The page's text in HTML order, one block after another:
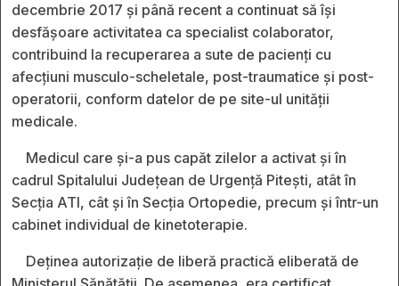
decembrie 2017 și până recent a continuat să își
desfășoare activitatea ca specialist colaborator,
contribuind la recuperarea a sute de pacienți cu
afecțiuni musculo-scheletale, post-traumatice și post-
operatorii, conform datelor de pe site-ul unității
medicale.
Medicul care și-a pus capăt zilelor a activat și în
cadrul Spitalului Județean de Urgență Pitești, atât în
Secția ATI, cât și în Secția Ortopedie, precum și într-un
cabinet individual de kinetoterapie.
Deținea autorizație de liberă practică eliberată de